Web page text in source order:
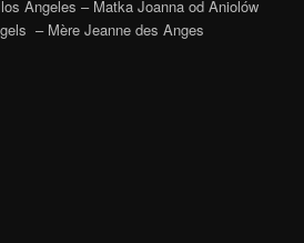
Ángeles – Matka Joanna od Aniolów
– Mère Jeanne des Anges